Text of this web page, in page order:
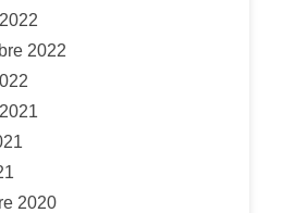
2022
2020